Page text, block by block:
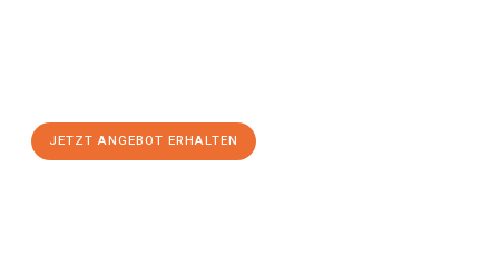
JETZT ANGEBOT ERHALTEN